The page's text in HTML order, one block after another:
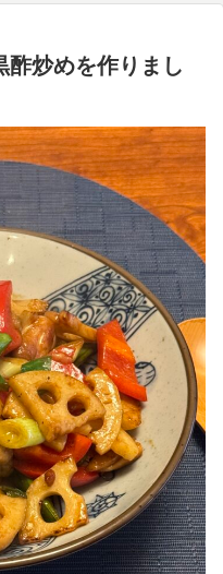
酢炒めを作りまし